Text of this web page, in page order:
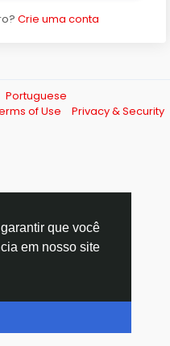
que você
em nosso site
Crie uma conta
Portuguese
of Use
Privacy & Security